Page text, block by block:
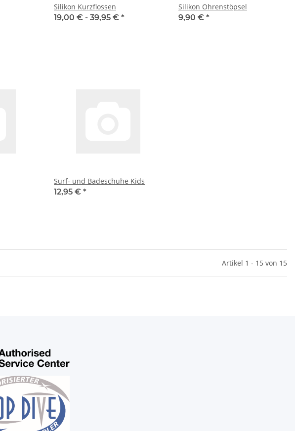
Silikon Kurzflossen
19,00 € - 39,95 € *
Silikon Ohrenstöpsel
9,90 € *
Surf- und Badeschuhe Kids
12,95 € *
Artikel 1 - 15 von 15